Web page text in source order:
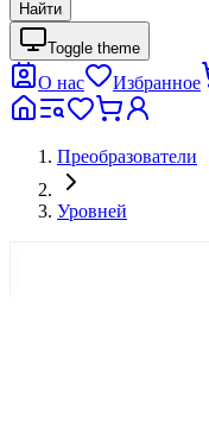
Найти
Toggle theme
О нас Избранное
Преобразователи
Уровней